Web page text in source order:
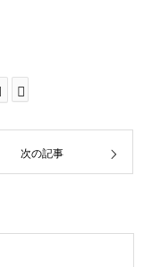
次の記事